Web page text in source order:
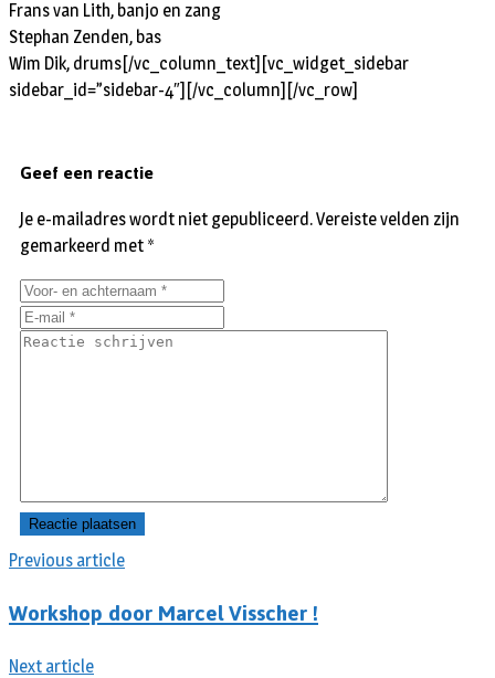
Frans van Lith, banjo en zang
Stephan Zenden, bas
Wim Dik, drums[/vc_column_text][vc_widget_sidebar
sidebar_id=”sidebar-4″][/vc_column][/vc_row]
Previous article
Workshop door Marcel Visscher !
Next article
Geef een reactie
Je e-mailadres wordt niet gepubliceerd.Vereiste velden zijn
gemarkeerd met *